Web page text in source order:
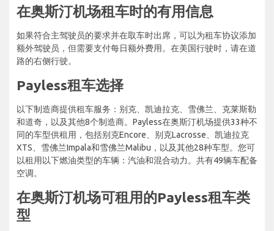
在奥斯汀机场租车时的有用信息
如果符合主驾驶员的要求并在取车时出席，可以为租车协议添加
额外驾驶员，但需要支付每日额外费用。在美国行驶时，请在道
路的右侧行驶。
Payless租车选择
以下制造商提供租车服务：别克、凯迪拉克、雪佛兰、克莱斯勒
和道奇，以及其他8个制造商。Payless在奥斯汀机场提供33种不
同的车型供租用，包括别克Encore、别克Lacrosse、凯迪拉克
XTS、雪佛兰Impala和雪佛兰Malibu，以及其他28种车型。您可
以租用以下燃油类型的车辆：汽油和混合动力。共有49辆车配备
空调。
在奥斯汀机场可租用的Payless租车类
型